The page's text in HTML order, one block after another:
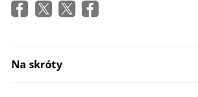
Na skróty